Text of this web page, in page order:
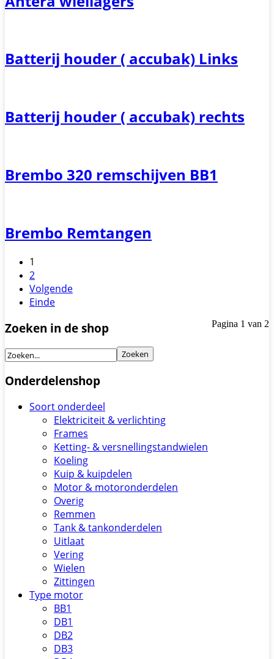
Batterij houder ( accubak) Links
Batterij houder ( accubak) rechts
Brembo 320 remschijven BB1
Brembo Remtangen
1
2
Volgende
Einde
Pagina 1 van 2
Zoeken in de shop
Onderdelenshop
Soort onderdeel
Elektriciteit & verlichting
Frames
Ketting- & versnellingstandwielen
Koeling
Kuip & kuipdelen
Motor & motoronderdelen
Overig
Remmen
Tank & tankonderdelen
Uitlaat
Vering
Wielen
Zittingen
Type motor
BB1
DB1
DB2
DB3